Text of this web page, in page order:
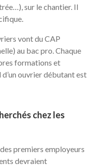
sur le chantier. Il
vont du CAP
au bac pro. Chaque
formations et
ouvrier débutant est
chez les
premiers employeurs
devraient